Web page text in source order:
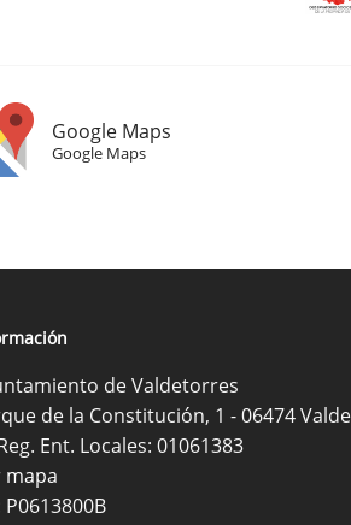
Google Maps
Google Maps
de Valdetorres
de la Constitución, 1 - 06474
Ent. Locales: 01061383
mapa
P0613800B